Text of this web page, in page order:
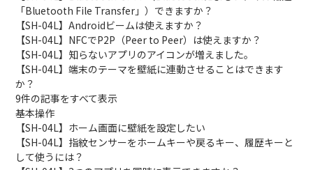
「Bluetooth File Transfer」）できますか？
【SH-04L】Androidビームは使えますか？
【SH-04L】NFCでP2P（Peer to Peer）は使えますか？
【SH-04L】知らないアプリのアイコンが増えました。
【SH-04L】端末のテーマを壁紙に連動させることはできます
か？
9件の記事をすべて表示
基本操作
【SH-04L】ホーム画面に壁紙を設定したい
【SH-04L】指紋センサーをホームキーや戻るキー、履歴キーと
して使うには？